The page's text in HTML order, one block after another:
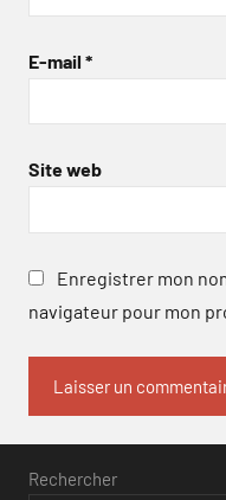
E-mail *
Site web
Enregistrer mon
navigateur pour mon
Rechercher